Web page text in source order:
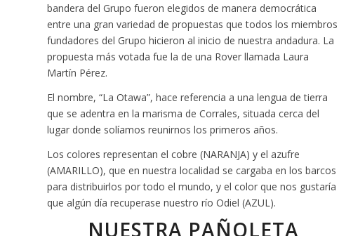
bandera del Grupo fueron elegidos de manera democrática
entre una gran variedad de propuestas que todos los miembros
fundadores del Grupo hicieron al inicio de nuestra andadura. La
propuesta más votada fue la de una Rover llamada Laura
Martín Pérez.
El nombre, “La Otawa”, hace referencia a una lengua de tierra
que se adentra en la marisma de Corrales, situada cerca del
lugar donde solíamos reunirnos los primeros años.
Los colores representan el cobre (NARANJA) y el azufre
(AMARILLO), que en nuestra localidad se cargaba en los barcos
para distribuirlos por todo el mundo, y el color que nos gustaría
que algún día recuperase nuestro río Odiel (AZUL).
NUESTRA PAÑOLETA